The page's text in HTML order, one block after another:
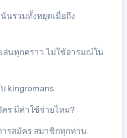
นรวมทั้งหยุดเมื่อถึง
นทุกคราว ไม่ใช้อารมณ์ใน
kingromans
คร มีค่าใช้จ่ายไหม?
ารสมัคร สมาชิกทุกท่าน